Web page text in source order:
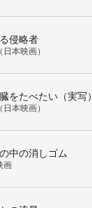
侵略者
本映画）
をたべたい（実写）
本映画）
中の消しゴム
画